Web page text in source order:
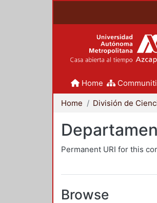
Home
Home
Permanent URI for this
Browse